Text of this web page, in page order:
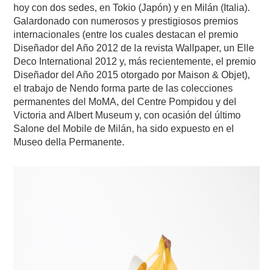
hoy con dos sedes, en Tokio (Japón) y en Milán (Italia).
Galardonado con numerosos y prestigiosos premios
internacionales (entre los cuales destacan el premio
Diseñador del Año 2012 de la revista Wallpaper, un Elle
Deco International 2012 y, más recientemente, el premio
Diseñador del Año 2015 otorgado por Maison & Objet),
el trabajo de Nendo forma parte de las colecciones
permanentes del MoMA, del Centre Pompidou y del
Victoria and Albert Museum y, con ocasión del último
Salone del Mobile de Milán, ha sido expuesto en el
Museo della Permanente.